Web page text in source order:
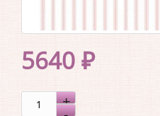
5640 ₽